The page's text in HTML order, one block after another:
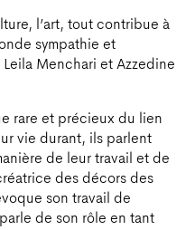
l’art, tout contribue à
sympathie et
Menchari et Azzedine
rare et précieux du lien
vie durant, ils parlent
de leur travail et de
des décors des
son travail de
de son rôle en tant